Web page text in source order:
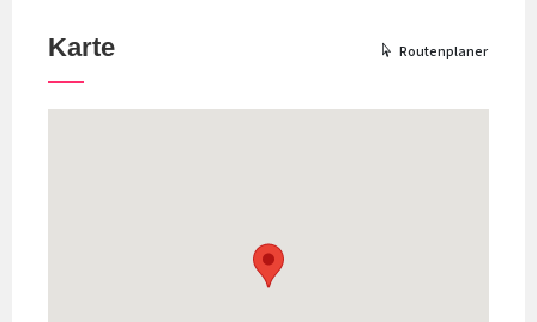
Karte Routenplaner